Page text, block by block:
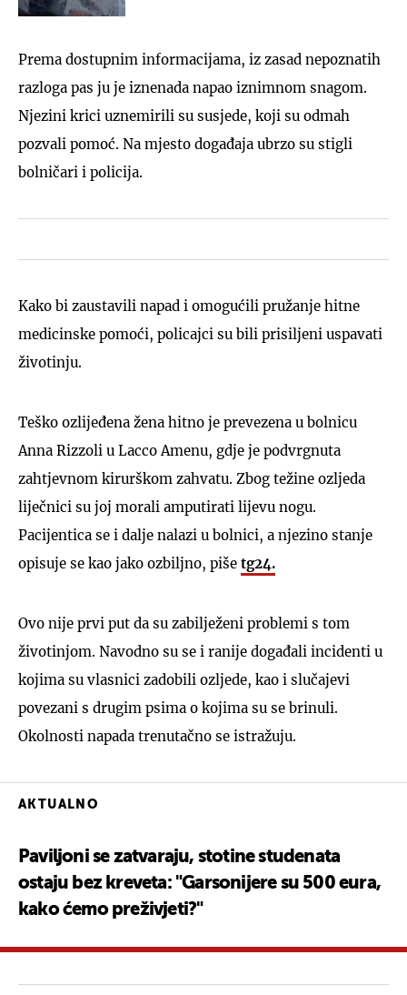
Prema dostupnim informacijama, iz zasad nepoznatih
razloga pas ju je iznenada napao iznimnom snagom.
Njezini krici uznemirili su susjede, koji su odmah
pozvali pomoć. Na mjesto događaja ubrzo su stigli
bolničari i policija.
Kako bi zaustavili napad i omogućili pružanje hitne
medicinske pomoći, policajci su bili prisiljeni uspavati
životinju.
Teško ozlijeđena žena hitno je prevezena u bolnicu
Anna Rizzoli u Lacco Amenu, gdje je podvrgnuta
zahtjevnom kirurškom zahvatu. Zbog težine ozljeda
liječnici su joj morali amputirati lijevu nogu.
Pacijentica se i dalje nalazi u bolnici, a njezino stanje
opisuje se kao jako ozbiljno, piše tg24.
Ovo nije prvi put da su zabilježeni problemi s tom
životinjom. Navodno su se i ranije događali incidenti u
kojima su vlasnici zadobili ozljede, kao i slučajevi
povezani s drugim psima o kojima su se brinuli.
Okolnosti napada trenutačno se istražuju.
AKTUALNO
Paviljoni se zatvaraju, stotine studenata
ostaju bez kreveta: "Garsonijere su 500 eura,
kako ćemo preživjeti?"